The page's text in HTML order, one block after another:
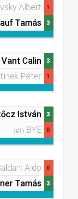
Albert
Tamás
1
3
Vant Calin
Péter
3
1
István
(#1) BYE
3
0
Aldo
Tamás
0
3